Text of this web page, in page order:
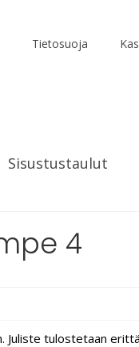
Tietosuoja
Sisustustaulut
4
Juliste tulostetaan